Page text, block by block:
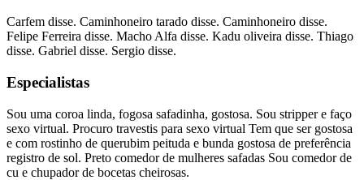
Carfem disse. Caminhoneiro tarado disse. Caminhoneiro disse.
Felipe Ferreira disse. Macho Alfa disse. Kadu oliveira disse. Thiago
disse. Gabriel disse. Sergio disse.
Especialistas
Sou uma coroa linda, fogosa safadinha, gostosa. Sou stripper e faço
sexo virtual. Procuro travestis para sexo virtual Tem que ser gostosa
e com rostinho de querubim peituda e bunda gostosa de preferência
registro de sol. Preto comedor de mulheres safadas Sou comedor de
cu e chupador de bocetas cheirosas.